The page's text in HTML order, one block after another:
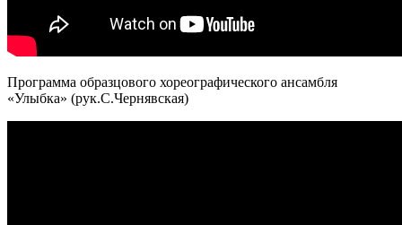
Программа образцового хореографического ансамбля
«Улыбка» (рук.С.Чернявская)